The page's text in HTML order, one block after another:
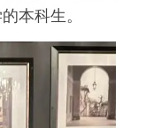
本科生。